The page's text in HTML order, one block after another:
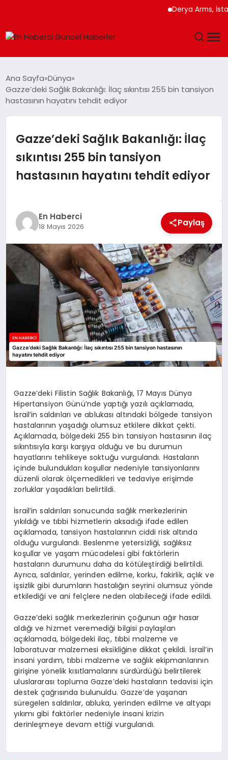
Derya Arms,
SPOR
MAGAZIN
EKONOMI
EĞITIM
SIYASET
Ana Sayfa Dünya
Gazze’deki Sağlık Bakanlığı: İlaç sıkıntısı 255 bin tansiyon
hastasının hayatını tehdit ediyor
Gazze’deki Sağlık Bakanlığı: İlaç
sıkıntısı 255 bin tansiyon
hastasının hayatını tehdit ediyor
En Haberci
18 Mayıs 2026 Paylaş
Gazze’deki Filistin Sağlık Bakanlığı, 17 Mayıs Dünya
Hipertansiyon Günü’nde yaptığı yazılı açıklamada,
İsrail’in saldırıları ve ablukası altındaki bölgede tansiyon
hastalarının yaşadığı olumsuz etkilere dikkat çekti.
Açıklamada, bölgedeki 255 bin tansiyon hastasının ilaç
sıkıntısıyla karşı karşıya olduğu ve bu durumun
hayatlarını tehlikeye soktuğu vurgulandı. Hastaların
içinde bulundukları koşullar nedeniyle tansiyonlarını
düzenli olarak ölçemedikleri ve tedaviye erişimde
zorluklar yaşadıkları belirtildi.
İsrail’in saldırıları sonucunda sağlık merkezlerinin
yıkıldığı ve tıbbi hizmetlerin aksadığı ifade edilen
açıklamada, tansiyon hastalarının ciddi risk altında
olduğu vurgulandı. Beslenme yetersizliği, sağlıksız
koşullar ve yaşam mücadelesi gibi faktörlerin
hastaların durumunu daha da kötüleştirdiği belirtildi.
Ayrıca, saldırılar, yerinden edilme, korku, fakirlik, açlık ve
işsizlik gibi durumların hastalığın seyrini olumsuz yönde
etkilediği ve ani felçlere neden olabileceği ifade edildi.
Gazze’deki sağlık merkezlerinin çoğunun ağır hasar
aldığı ve hizmet veremediği bilgisi paylaşılan
açıklamada, bölgedeki ilaç, tıbbi malzeme ve
laboratuvar malzemesi eksikliğine dikkat çekildi. İsrail’in
insani yardım, tıbbi malzeme ve sağlık ekipmanlarının
girişine yönelik kısıtlamalarını sürdürdüğü belirtilerek
uluslararası topluma Gazze’deki hastaların tedavisi için
destek çağrısında bulunuldu. Gazze’de yaşanan
süregelen saldırılar, abluka, yerinden edilme ve altyapı
yıkımı gibi faktörler nedeniyle insani krizin
derinleşmeye devam ettiği vurgulandı.